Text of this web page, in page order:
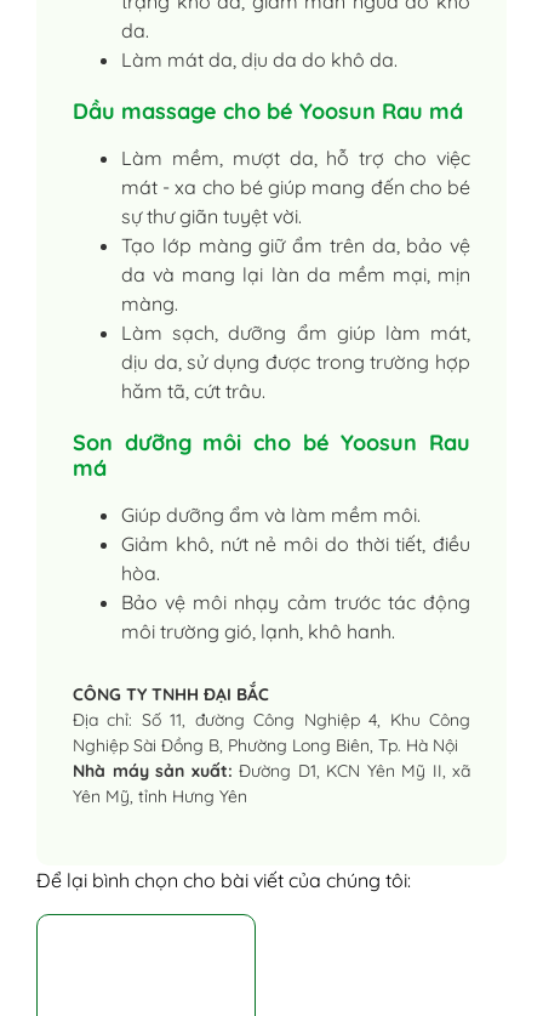
da.
Làm mát da, dịu da do khô da.
Dầu massage cho bé Yoosun Rau má
Làm mềm, mượt da, hỗ trợ cho việc
mát - xa cho bé giúp mang đến cho bé
sự thư giãn tuyệt vời.
Tạo lớp màng giữ ẩm trên da, bảo vệ
da và mang lại làn da mềm mại, mịn
màng.
Làm sạch, dưỡng ẩm giúp làm mát,
dịu da, sử dụng được trong trường hợp
hăm tã, cứt trâu.
Son dưỡng môi cho bé Yoosun Rau
má
Giúp dưỡng ẩm và làm mềm môi.
Giảm khô, nứt nẻ môi do thời tiết, điều
hòa.
Bảo vệ môi nhạy cảm trước tác động
môi trường gió, lạnh, khô hanh.
CÔNG TY TNHH ĐẠI BẮC
Địa chỉ: Số 11, đường Công Nghiệp 4, Khu Công
Nghiệp Sài Đồng B, Phường Long Biên, Tp. Hà Nội
Nhà máy sản xuất: Đường D1, KCN Yên Mỹ II, xã
Yên Mỹ, tỉnh Hưng Yên
Để lại bình chọn cho bài viết của chúng tôi: